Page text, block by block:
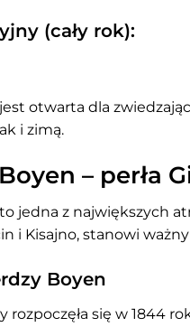
(cały rok):
otwarta dla
i zimą.
– perła
jedna z największych
i Kisajno, stanowi
Boyen
rozpoczęła się w 1844